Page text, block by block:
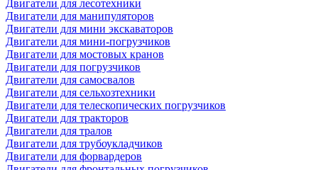
Двигатели для лесотехники
Двигатели для манипуляторов
Двигатели для мини экскаваторов
Двигатели для мини-погрузчиков
Двигатели для мостовых кранов
Двигатели для погрузчиков
Двигатели для самосвалов
Двигатели для сельхозтехники
Двигатели для телескопических погрузчиков
Двигатели для тракторов
Двигатели для тралов
Двигатели для трубоукладчиков
Двигатели для форвардеров